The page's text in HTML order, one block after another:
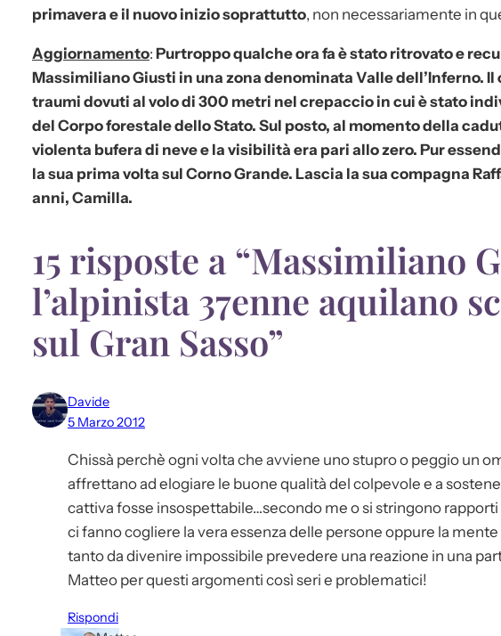
primavera e il nuovo inizio soprattutto, non necessariamente in
Aggiornamento: Purtroppo qualche ora fa è stato ritrovato e
Massimiliano Giusti in una zona denominata Valle dell’Inferno.
traumi dovuti al volo di 300 metri nel crepaccio in cui è stato
del Corpo forestale dello Stato. Sul posto, al momento della
violenta bufera di neve e la visibilità era pari allo zero. Pur
la sua prima volta sul Corno Grande. Lascia la sua compagna
anni, Camilla.
15 risposte a “Massimiliano
l’alpinista 37enne aquilano
sul Gran Sasso”
Davide
5 Marzo 2012
Chissà perchè ogni volta che avviene uno stupro o peggio un
affrettano ad elogiare le buone qualità del colpevole e a
cattiva fosse insospettabile…secondo me o si stringono
ci fanno cogliere la vera essenza delle persone oppure la
tanto da divenire impossibile prevedere una reazione in una
Matteo per questi argomenti così seri e problematici!
Rispondi